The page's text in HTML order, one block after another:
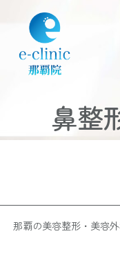
鼻整
那覇の美容整形・美容